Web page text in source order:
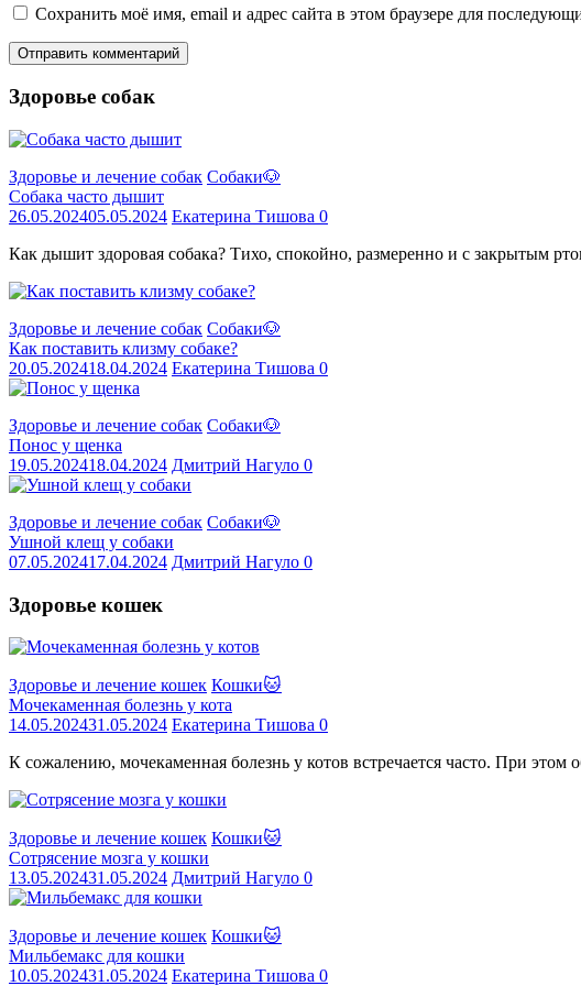
Сохранить моё имя, email и адрес сайта в этом браузере для
Здоровье собак
Здоровье и лечение собак Собаки🐶
Собака часто дышит
26.05.202405.05.2024 Екатерина Тишова 0
Как дышит здоровая собака? Тихо, спокойно, размеренно и с закрытым
Здоровье и лечение собак Собаки🐶
Как поставить клизму собаке?
20.05.202418.04.2024 Екатерина Тишова 0
Здоровье и лечение собак Собаки🐶
Понос у щенка
19.05.202418.04.2024 Дмитрий Нагуло 0
Здоровье и лечение собак Собаки🐶
Ушной клещ у собаки
07.05.202417.04.2024 Дмитрий Нагуло 0
Здоровье кошек
Здоровье и лечение кошек Кошки🐱
Мочекаменная болезнь у кота
14.05.202431.05.2024 Екатерина Тишова 0
К сожалению, мочекаменная болезнь у котов встречается часто. При
Здоровье и лечение кошек Кошки🐱
Сотрясение мозга у кошки
13.05.202431.05.2024 Дмитрий Нагуло 0
Здоровье и лечение кошек Кошки🐱
Мильбемакс для кошки
10.05.202431.05.2024 Екатерина Тишова 0